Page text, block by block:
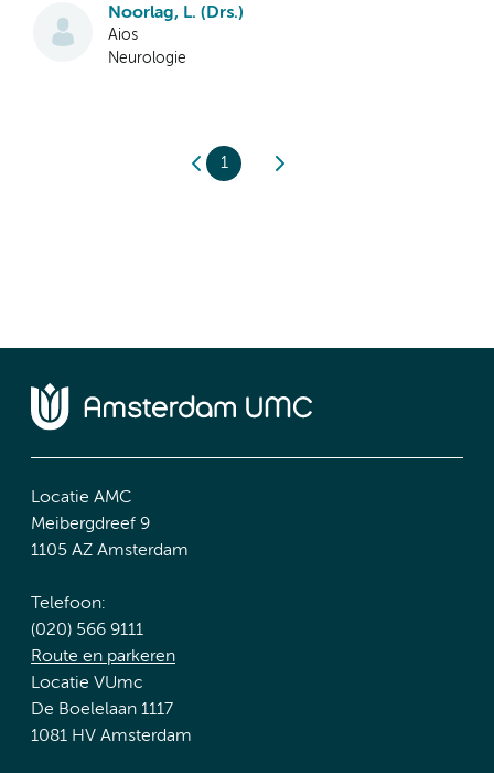
Noorlag, L. (Drs.)
Aios
Neurologie
1
Locatie AMC
Meibergdreef 9
1105 AZ Amsterdam
Telefoon:
(020) 566 9111
Route en parkeren
Locatie VUmc
De Boelelaan 1117
1081 HV Amsterdam